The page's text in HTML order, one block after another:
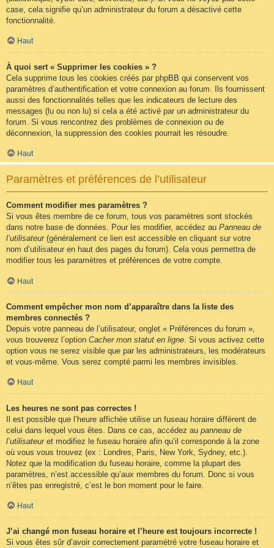
case, cela signifie qu’un administrateur du forum a désactivé cette
fonctionnalité.
Haut
À quoi sert « Supprimer les cookies » ?
Cela supprime tous les cookies créés par phpBB qui conservent vos
paramètres d’authentification et votre connexion au forum. Ils fournissent
aussi des fonctionnalités telles que les indicateurs de lecture des
messages (lu ou non lu) si cela a été activé par un administrateur du
forum. Si vous rencontrez des problèmes de connexion ou de
déconnexion, la suppression des cookies pourrait les résoudre.
Haut
Paramètres et préférences de l’utilisateur
Comment modifier mes paramètres ?
Si vous êtes membre de ce forum, tous vos paramètres sont stockés
dans notre base de données. Pour les modifier, accédez au Panneau de
l’utilisateur(généralement ce lien est accessible en cliquant sur votre
nom d’utilisateur en haut des pages du forum). Cela vous permettra de
modifier tous les paramètres et préférences de votre compte.
Haut
Comment empêcher mon nom d’apparaître dans la liste des
membres connectés ?
Depuis votre panneau de l’utilisateur, onglet « Préférences du forum »,
vous trouverez l’option Cacher mon statut en ligne . Si vous activez cette
option vous ne serez visible que par les administrateurs, les modérateurs
et vous-même. Vous serez compté parmi les membres invisibles.
Haut
Les heures ne sont pas correctes !
Il est possible que l’heure affichée utilise un fuseau horaire différent de
celui dans lequel vous êtes. Dans ce cas, accédez au panneau de
l’utilisateuret modifiez le fuseau horaire afin qu’il corresponde à la zone
où vous vous trouvez (ex : Londres, Paris, New York, Sydney, etc.).
Notez que la modification du fuseau horaire, comme la plupart des
paramètres, n’est accessible qu’aux membres du forum. Donc si vous
n’êtes pas enregistré, c’est le bon moment pour le faire.
Haut
J’ai changé mon fuseau horaire et l’heure est toujours incorrecte !
Si vous êtes sûr d’avoir correctement paramétré votre fuseau horaire et